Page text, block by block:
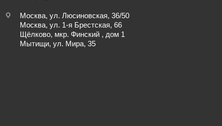
Москва, ул. Люсиновская, 36/50
Москва, ул. 1-я Брестская, 66
Щёлково, мкр. Финский , дом 1
Мытищи, ул. Мира, 35